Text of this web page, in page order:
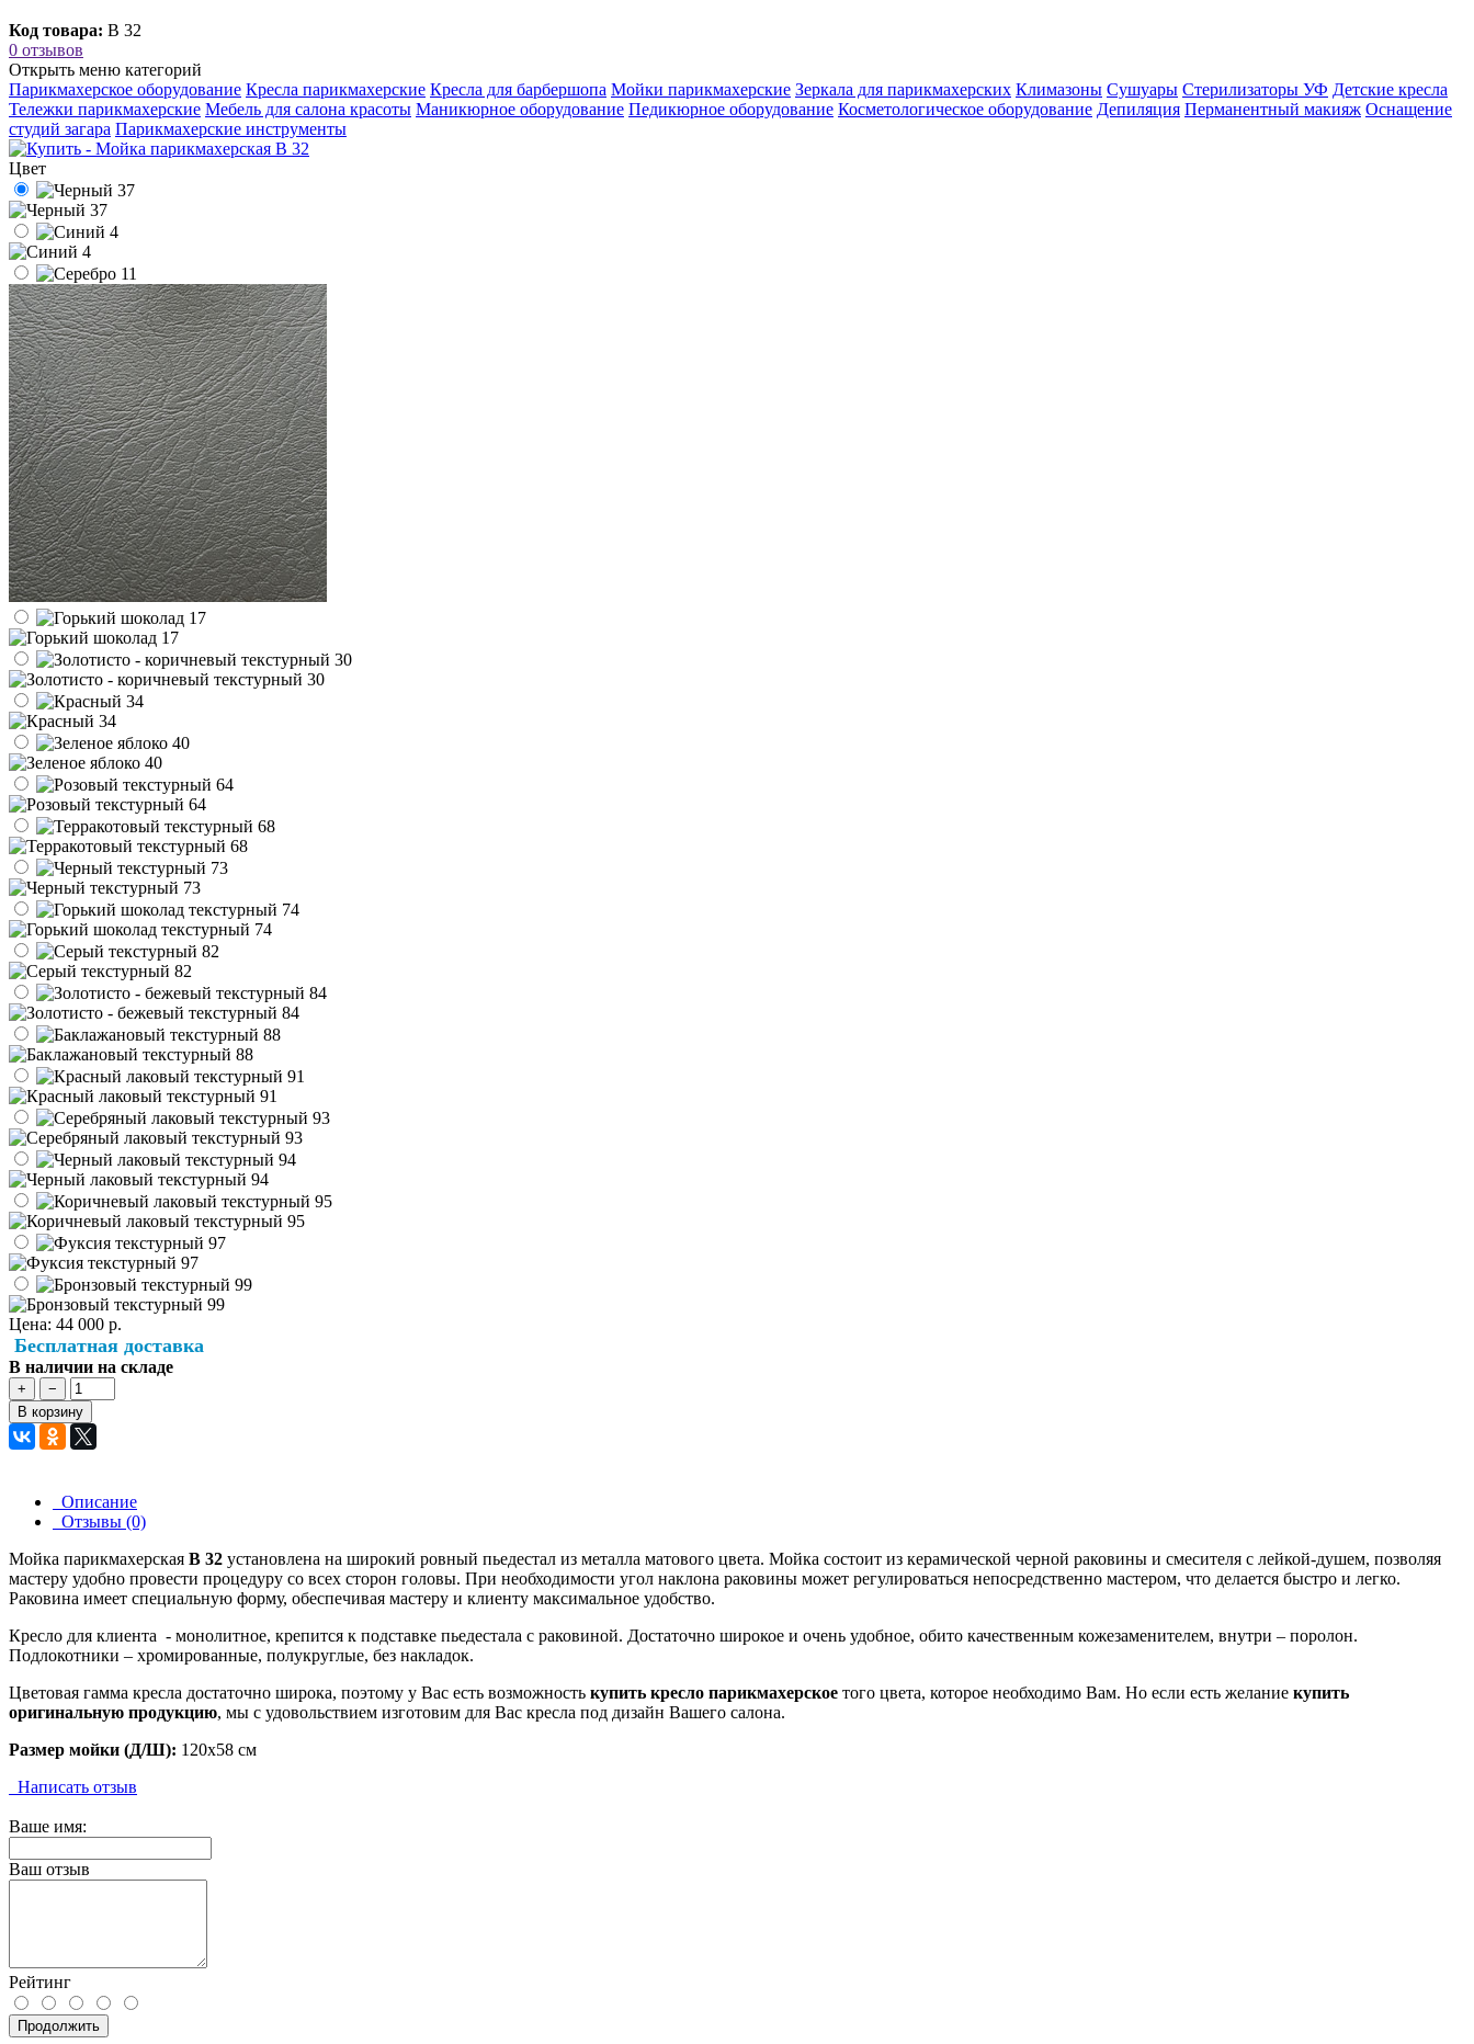
Код товара: B 32
0 отзывов
Открыть меню категорий
Парикмахерское оборудование Кресла парикмахерские Кресла для барбершопа Мойки парикмахерские Зеркала для парикмахерских Климазоны Сушуары Стерилизаторы УФ Детские кресла
Тележки парикмахерские Мебель для салона красоты Маникюрное оборудование Педикюрное оборудование Косметологическое оборудование Депиляция Перманентный макияж Оснащение
студий загара Парикмахерские инструменты
Цвет
Цена: 44 000 р.
Бесплатная доставка
В наличии на складе
+
−
В корзину
Описание
Отзывы (0)
Мойка парикмахерская В 32 установлена на широкий ровный пьедестал из металла матового цвета. Мойка состоит из керамической черной раковины и смесителя с лейкой-душем, позволяя
мастеру удобно провести процедуру со всех сторон головы. При необходимости угол наклона раковины может регулироваться непосредственно мастером, что делается быстро и легко.
Раковина имеет специальную форму, обеспечивая мастеру и клиенту максимальное удобство.
Кресло для клиента - монолитное, крепится к подставке пьедестала с раковиной. Достаточно широкое и очень удобное, обито качественным кожезаменителем, внутри – поролон.
Подлокотники – хромированные, полукруглые, без накладок.
Цветовая гамма кресла достаточно широка, поэтому у Вас есть возможность купить кресло парикмахерское того цвета, которое необходимо Вам. Но если есть желание купить
оригинальную продукцию, мы с удовольствием изготовим для Вас кресла под дизайн Вашего салона.
Размер мойки (Д/Ш): 120х58 см
Написать отзыв
Ваше имя:
Ваш отзыв
Рейтинг
Продолжить